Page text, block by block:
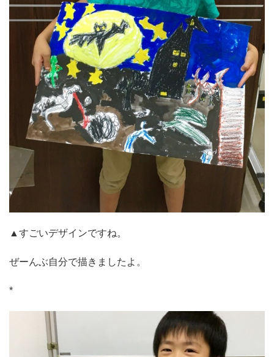
▲すごいデザインですね。
ぜーんぶ自分で描きましたよ。
*